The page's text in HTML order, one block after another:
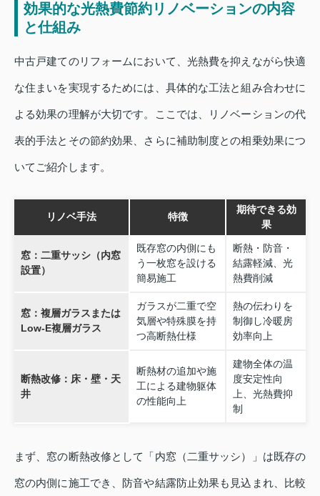
効果的な光熱費節約リノベーションの内容
と仕組み
中古戸建てのリフォームにおいて、光熱費を抑えながら快適
な住まいを実現するためには、具体的な工法と組み合わせに
よる効果の理解が大切です。ここでは、リノベーションの代
表的手法とその節約効果、さらに補助制度との相乗効果につ
いてご紹介します。
リノベ手法 特徴
期待できる効
果
窓：二重サッシ（内窓
設置）
既存窓の内側にも
う一枚窓を設ける
簡易施工
断熱・防音・
結露軽減、光
熱費削減
窓：複層ガラスまたは
Low‑E複層ガラス
ガラスが二重で空
気層や特殊膜を持
つ高断熱仕様
熱の伝わりを
制御し冷暖房
効率向上
断熱改修：床・壁・天
井
断熱材の追加や施
工による建物躯体
の性能向上
建物全体の温
度安定性向
上、光熱費抑
制
まず、窓の断熱改修として「内窓（二重サッシ）」は既存の
窓の内側に施工でき、防音や結露防止効果も見込まれ、比較